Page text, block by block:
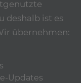
deshalb ist es
übernehmen:
Updates